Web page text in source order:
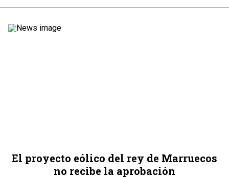
El proyecto eólico del rey de Marruecos
no recibe la aprobación